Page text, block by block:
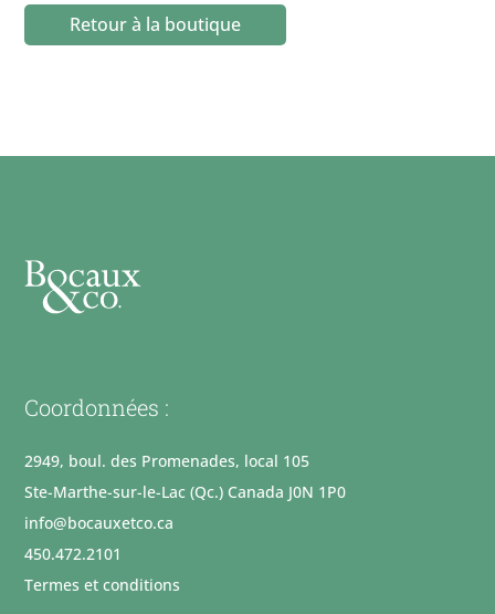
Retour à la boutique
Coordonnées :
2949, boul. des Promenades, local 105
Ste-Marthe-sur-le-Lac (Qc.) Canada J0N 1P0
info@bocauxetco.ca
450.472.2101
Termes et conditions